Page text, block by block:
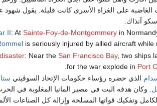
الغاضبة على الغزاة الأسرى كانت قليلة. يقول
آنذاك.
II: At Sainte-Foy-de-Montgommeryin
is seriously injured by allied aircraft while
: Near the San Francisco Bay, two ships
for the war explode in Port
الذي حضره رؤساء حكومات الإتحاد السوڤيتي
. وكان هدفه البت في مصير المانيا المغلوبة في
وتفكيك قواتها المسلحة وإزالة كل الصناعات